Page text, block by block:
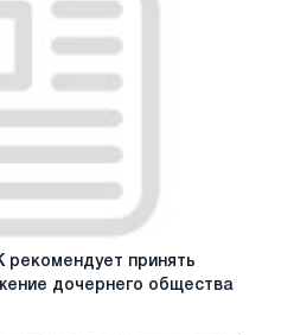
принять
дочернего общества